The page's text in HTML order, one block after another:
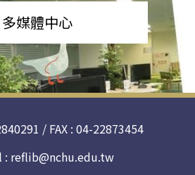
多媒體中心
/ FAX : 04-22873454
: reflib@nchu.edu.tw